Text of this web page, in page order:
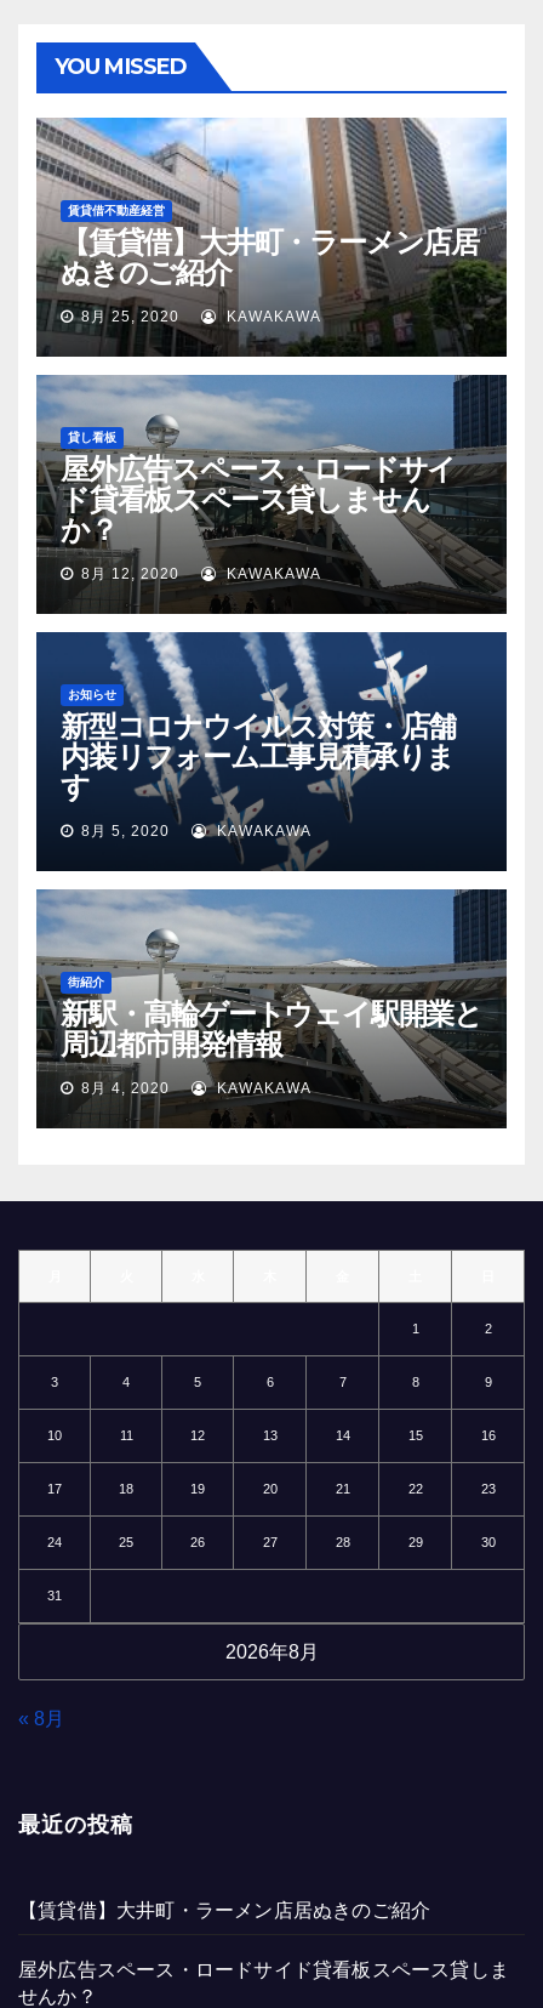
YOU MISSED
賃貸借不動産経営
【賃貸借】大井町・ラーメン店居
ぬきのご紹介
8月 25, 2020 KAWAKAWA
貸し看板
屋外広告スペース・ロードサイ
ド貸看板スペース貸しません
か？
8月 12, 2020 KAWAKAWA
お知らせ
新型コロナウイルス対策・店舗
内装リフォーム工事見積承りま
す
8月 5, 2020 KAWAKAWA
街紹介
新駅・高輪ゲートウェイ駅開業と
周辺都市開発情報
8月 4, 2020 KAWAKAWA
2026年8月
1 2
3 4 5 6 7 8 9
10 11 12 13 14 15 16
17 18 19 20 21 22 23
24 25 26 27 28 29 30
31
« 8月
最近の投稿
【賃貸借】大井町・ラーメン店居ぬきのご紹介
屋外広告スペース・ロードサイド貸看板スペース貸しま
せんか？